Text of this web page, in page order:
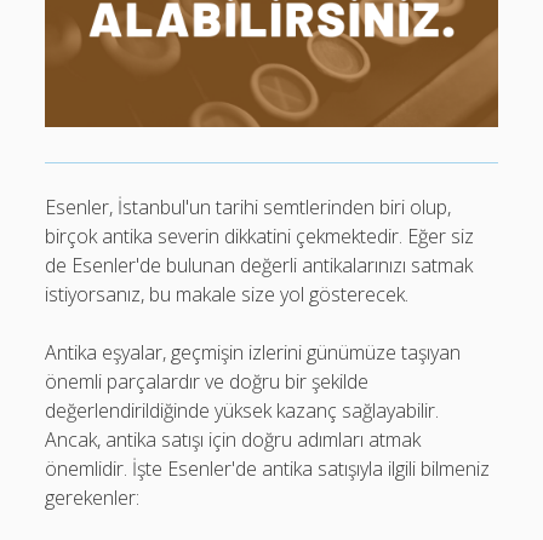
Esenler, İstanbul'un tarihi semtlerinden biri olup,
birçok antika severin dikkatini çekmektedir. Eğer siz
de Esenler'de bulunan değerli antikalarınızı satmak
istiyorsanız, bu makale size yol gösterecek.
Antika eşyalar, geçmişin izlerini günümüze taşıyan
önemli parçalardır ve doğru bir şekilde
değerlendirildiğinde yüksek kazanç sağlayabilir.
Ancak, antika satışı için doğru adımları atmak
önemlidir. İşte Esenler'de antika satışıyla ilgili bilmeniz
gerekenler: